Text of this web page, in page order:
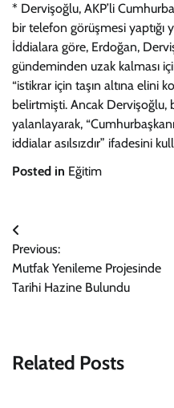
* Dervişoğlu, AKP’li
bir telefon görüşmesi yaptığı
İddialara göre, Erdoğan,
gündeminden uzak kalması
“istikrar için taşın altına elini
belirtmişti. Ancak Dervişoğlu,
yalanlayarak,
iddialar asılsızdır” ifadesini
Posted in Eğitim
Yazı
gezinmesi
Previous:
Mutfak Yenileme Projesinde
Tarihi Hazine Bulundu
Related Posts